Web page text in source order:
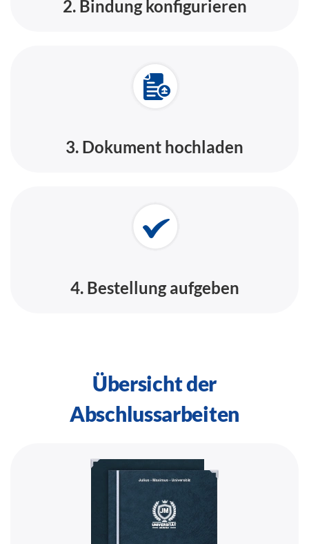
2. Bindung konfigurieren
3. Dokument hochladen
4. Bestellung aufgeben
Übersicht der
Abschlussarbeiten